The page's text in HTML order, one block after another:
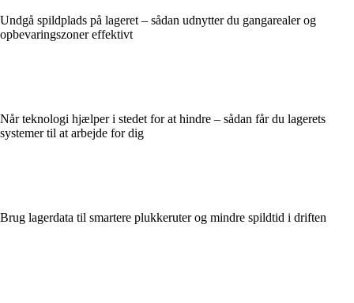
Undgå spildplads på lageret – sådan udnytter du gangarealer og
opbevaringszoner effektivt
Når teknologi hjælper i stedet for at hindre – sådan får du lagerets
systemer til at arbejde for dig
Brug lagerdata til smartere plukkeruter og mindre spildtid i driften